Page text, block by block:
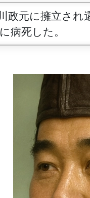
政元に擁立さ
病死した。